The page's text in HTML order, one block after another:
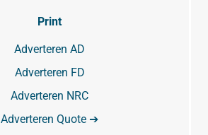
Print
Adverteren AD
Adverteren FD
Adverteren NRC
Adverteren Quote ➔